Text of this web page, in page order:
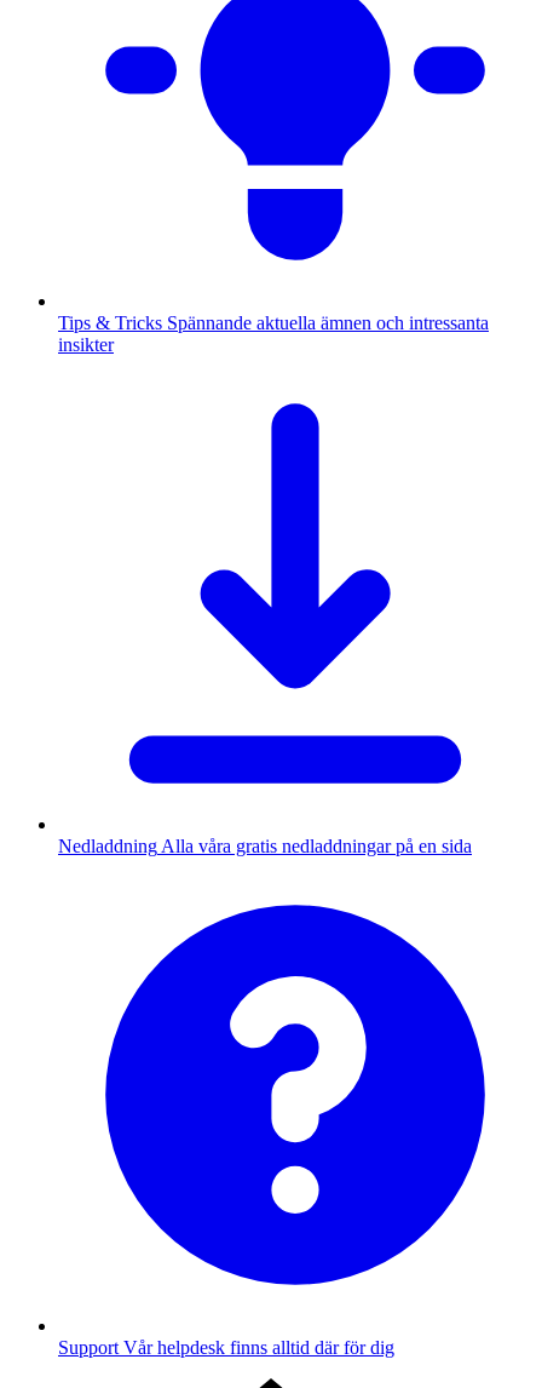
Tips & Tricks Spännande aktuella ämnen och intressanta
insikter
Nedladdning Alla våra gratis nedladdningar på en sida
Support Vår helpdesk finns alltid där för dig